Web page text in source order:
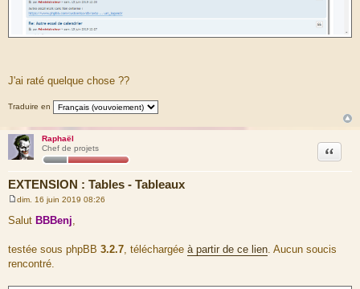
J'ai raté quelque chose ??
Traduire en
Raphaël
Chef de projets
EXTENSION : Tables - Tableaux
Citation
e
s
a
g
e
dim. 16 juin 2019 08:26
Salut BBBenj,
testée sous phpBB 3.2.7, téléchargée à partir de ce lien. Aucun soucis
rencontré.